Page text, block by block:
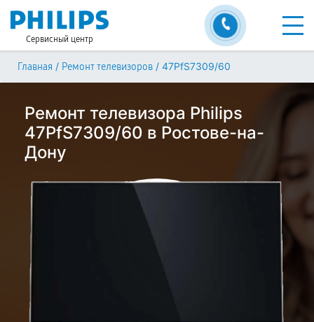
Сервисный центр
Главная / Ремонт телевизоров / 47PfS7309/60
Ремонт телевизора Philips
47PfS7309/60 в Ростове-на-
Дону